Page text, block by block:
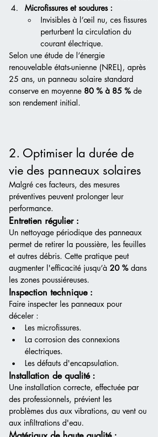
Microfissures et soudures :
Invisibles à l’œil nu, ces fissures
perturbent la circulation du
courant électrique.
Selon une étude de l’énergie
renouvelable états-unienne (NREL), après
25 ans, un panneau solaire standard
conserve en moyenne 80 % à 85 % de
son rendement initial.
2. Optimiser la durée de
vie des panneaux solaires
Malgré ces facteurs, des mesures
préventives peuvent prolonger leur
performance.
Entretien régulier :
Un nettoyage périodique des panneaux
permet de retirer la poussière, les feuilles
et autres débris. Cette pratique peut
augmenter l'efficacité jusqu’à 20 % dans
les zones poussiéreuses.
Inspection technique :
Faire inspecter les panneaux pour
déceler :
Les microfissures.
La corrosion des connexions
électriques.
Les défauts d'encapsulation.
Installation de qualité :
Une installation correcte, effectuée par
des professionnels, prévient les
problèmes dus aux vibrations, au vent ou
aux infiltrations d'eau.